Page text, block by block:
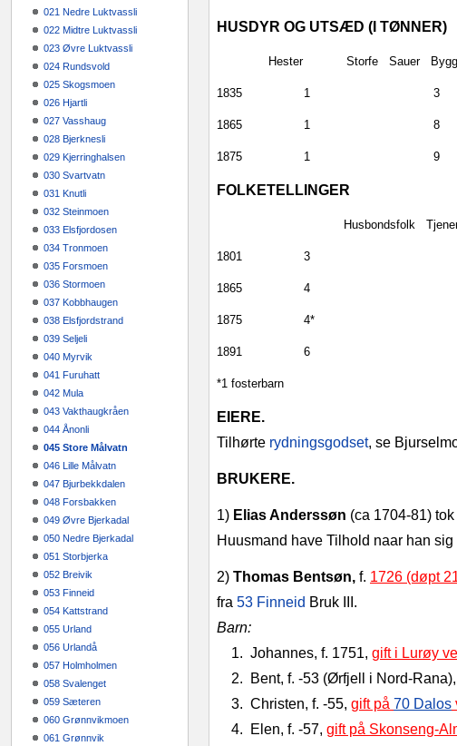
021 Nedre Luktvassli
022 Midtre Luktvassli
023 Øvre Luktvassli
024 Rundsvold
025 Skogsmoen
026 Hjartli
027 Vasshaug
028 Bjerknesli
029 Kjerringhalsen
030 Svartvatn
031 Knutli
032 Steinmoen
033 Elsfjordosen
034 Tronmoen
035 Forsmoen
036 Stormoen
037 Kobbhaugen
038 Elsfjordstrand
039 Seljeli
040 Myrvik
041 Furuhatt
042 Mula
043 Vakthaugkråen
044 Ånonli
045 Store Målvatn
046 Lille Målvatn
047 Bjurbekkdalen
048 Forsbakken
049 Øvre Bjerkadal
050 Nedre Bjerkadal
051 Storbjerka
052 Breivik
053 Finneid
054 Kattstrand
055 Urland
056 Urlandå
057 Holmholmen
058 Svalenget
059 Sæteren
060 Grønnvikmoen
061 Grønnvik
HUSDYR OG UTSÆD (I TØNNER)
Hester Storfe Sauer Bygg
1835 1 3
1865 1 8
1875 1 9
FOLKETELLINGER
Husbondsfolk
1801 3
1865 4
1875 4*
1891 6
*1 fosterbarn
EIERE.
Tilhørte rydningsgodset, se
BRUKERE.
1) Elias Anderssøn (ca 1704‑81)
Huusmand have Tilhold naar han
2) Thomas Bentsøn, f. 1726 (døpt
fra 53 Finneid Bruk III.
Barn:
1. Johannes, f. 1751, gift i Lurøy
2.
Bent, f. -53 (Ørfjell i Nord-Rana),
3. Christen, f. ‑55, gift på 70 Dalos
4.
Elen, f. ‑57, gift på Skonseng-